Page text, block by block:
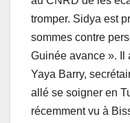
tromper. Sidya est
sommes contre
Guinée avance ». Il
Yaya Barry,
allé se soigner en
récemment vu à